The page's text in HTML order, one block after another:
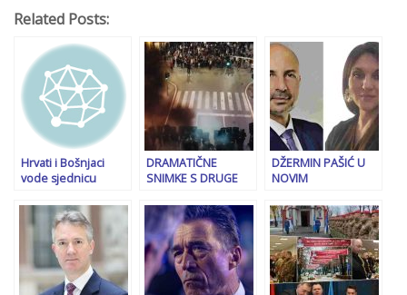
Related Posts:
Hrvati i Bošnjaci
vode sjednicu
optužio ‘Srbende’
da se kriju
DRAMATIČNE
SNIMKE S DRUGE
Kordon policije
silovito krenuo u
razbijanje
demonstracija,
pogledajte kako je
sve završilo…
DŽERMIN PAŠIĆ U
NOVIM
Nataša Miljanović
Zubac otkrila
namjere državnog
tužioca…